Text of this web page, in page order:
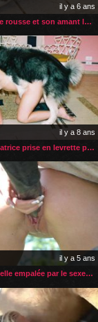
il y a 6 ans
Femme mature rousse et son amant le husky à grosse bite
il y a 8 ans
Débutante amatrice prise en levrette par son chien
il y a 5 ans
Jeune demoiselle empalée par le sexe de son cheval